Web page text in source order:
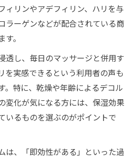
クリーム 効果あり 市販の見極
すめのバストアップクリーム
トアで選ぶバストアップクリー
クリームの注目成分を徹底解
ィリンやアデフィリン、ハリを与
ラーゲンなどが配合されている商
。
透し、毎日のマッサージと併用す
を実感できるという利用者の声も
。特に、乾燥や年齢によるデコル
変化が気になる方には、保湿効果
いるものを選ぶのがポイントで
は、「即効性がある」といった過